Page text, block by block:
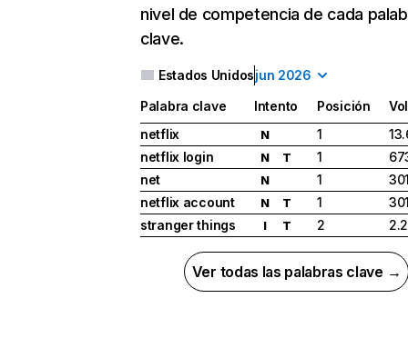
nivel de competencia de cada
clave.
Estados Unidosjun 2026
Palabra clave Intento Posición
netflix
N 1
netflix login
N T 1
net
N 1
netflix account
N T 1
stranger things
I T 2
Ver todas las palabras clave →